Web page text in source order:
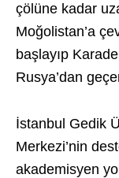
çölüne kadar
Moğolistan’a
başlayıp
Rusya’dan
İstanbul Gedik
Merkezi’nin
akademisyen